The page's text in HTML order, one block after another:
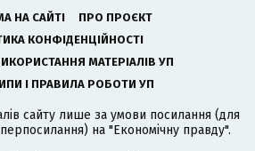
НА САЙТІ
ПРО ПРОЄКТ
КОНФІДЕНЦІЙНОСТІ
МАТЕРІАЛІВ УП
І ПРАВИЛА РОБОТИ УП
сайту лише за умови посилання (для
на "Економічну правду".